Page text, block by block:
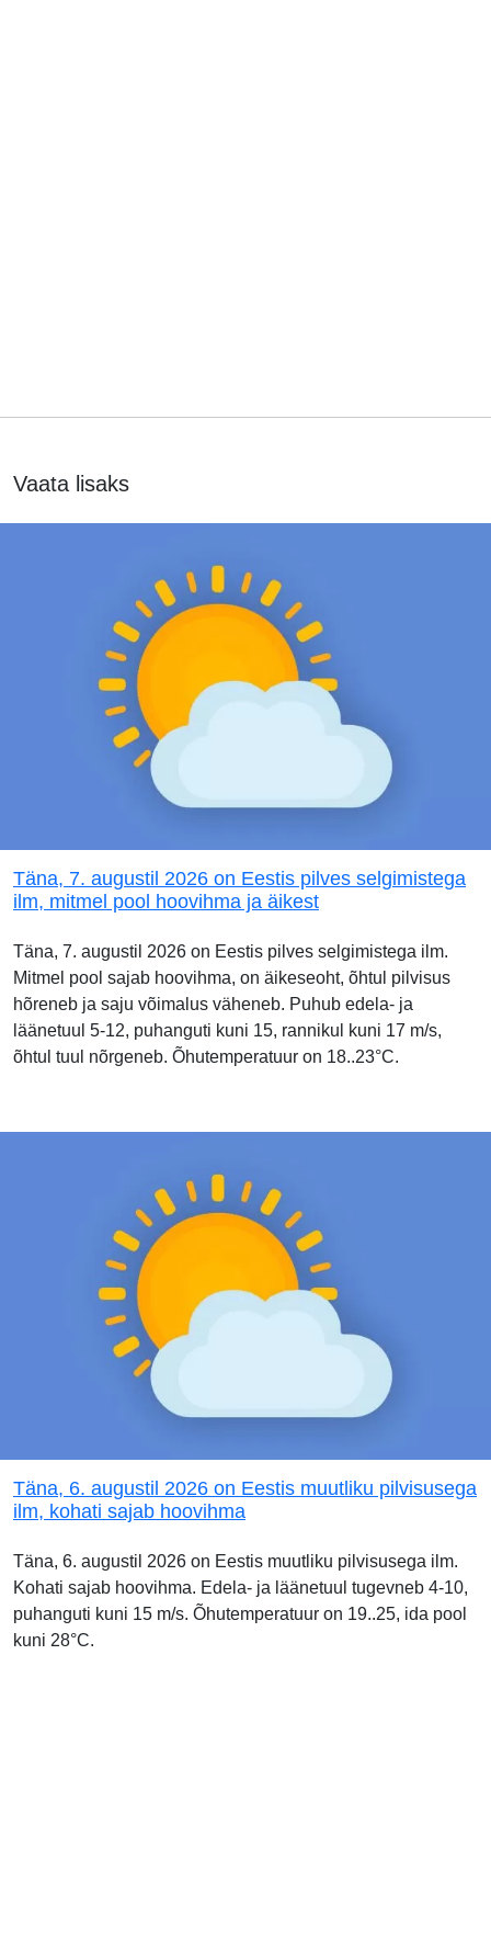
Vaata lisaks
Täna, 7. augustil 2026 on Eestis pilves selgimistega
ilm, mitmel pool hoovihma ja äikest
Täna, 7. augustil 2026 on Eestis pilves selgimistega ilm.
Mitmel pool sajab hoovihma, on äikeseoht, õhtul pilvisus
hõreneb ja saju võimalus väheneb. Puhub edela- ja
läänetuul 5-12, puhanguti kuni 15, rannikul kuni 17 m/s,
õhtul tuul nõrgeneb. Õhutemperatuur on 18..23°C.
Täna, 6. augustil 2026 on Eestis muutliku pilvisusega
ilm, kohati sajab hoovihma
Täna, 6. augustil 2026 on Eestis muutliku pilvisusega ilm.
Kohati sajab hoovihma. Edela- ja läänetuul tugevneb 4-10,
puhanguti kuni 15 m/s. Õhutemperatuur on 19..25, ida pool
kuni 28°C.